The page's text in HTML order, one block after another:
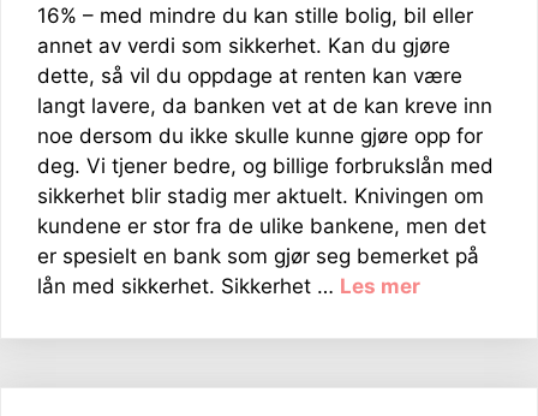
16% – med mindre du kan stille bolig, bil eller
annet av verdi som sikkerhet. Kan du gjøre
dette, så vil du oppdage at renten kan være
langt lavere, da banken vet at de kan kreve inn
noe dersom du ikke skulle kunne gjøre opp for
deg. Vi tjener bedre, og billige forbrukslån med
sikkerhet blir stadig mer aktuelt. Knivingen om
kundene er stor fra de ulike bankene, men det
er spesielt en bank som gjør seg bemerket på
lån med sikkerhet. Sikkerhet … Les mer